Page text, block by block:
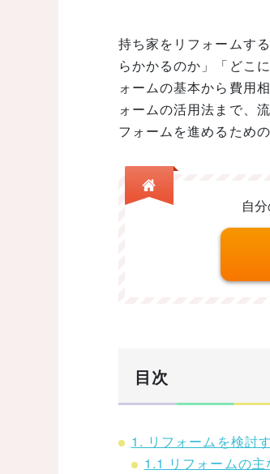
持ち家をリフォームす
らかかるのか」「どこ
ォームの基本から費用
ォームの活用法まで、
フォームを進めるため
自
目次
1. リフォームを検討
1.1 リフォームの